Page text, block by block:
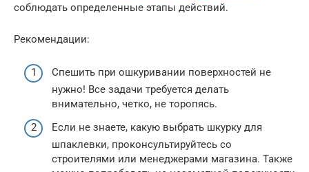
соблюдать определенные этапы действий.
Рекомендации:
Спешить при ошкуривании поверхностей не
нужно! Все задачи требуется делать
внимательно, четко, не торопясь.
Если не знаете, какую выбрать шкурку для
шпаклевки, проконсультируйтесь со
строителями или менеджерами магазина. Также